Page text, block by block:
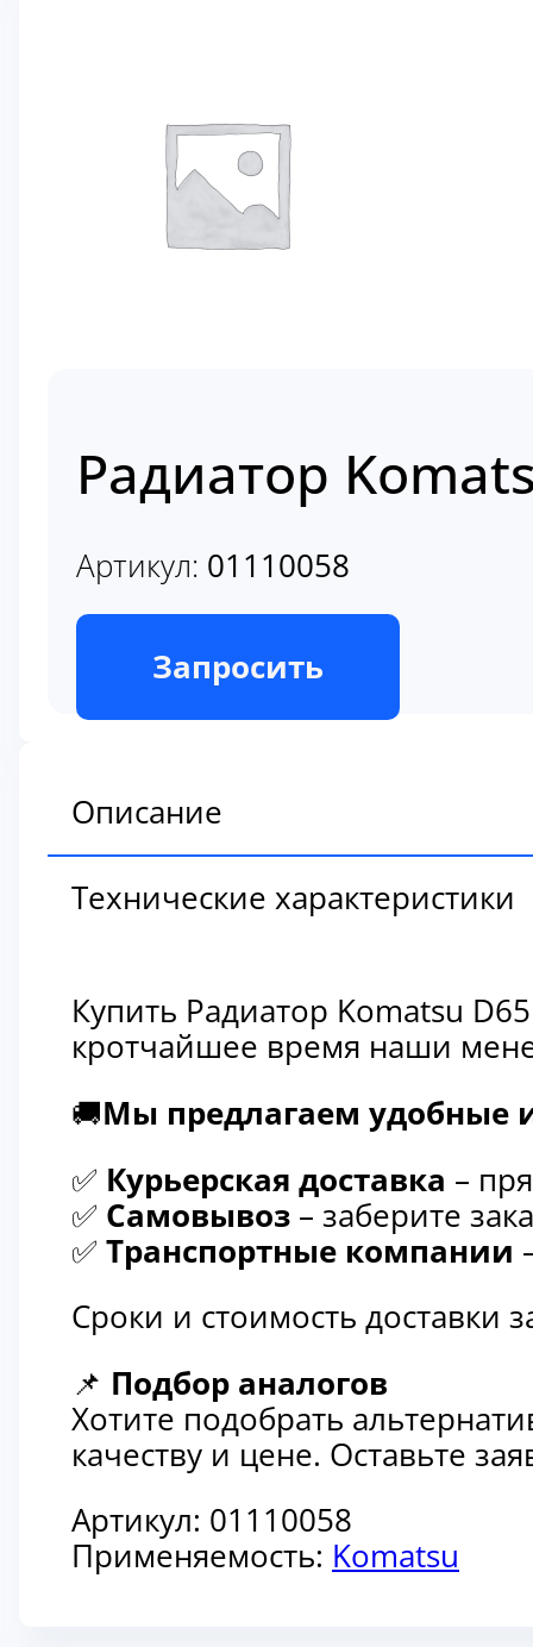
Радиатор
Артикул: 01110058
В наличии
Запросить
Описание
Технические характеристики
Купить Радиатор Komatsu
кротчайшее время наши
🚚Мы предлагаем удобные
✅ Курьерская доставка –
✅ Самовывоз – заберите
✅ Транспортные компании
Сроки и стоимость доставки
📌 Подбор аналогов
Хотите подобрать
качеству и цене. Оставьте
Артикул: 01110058
Применяемость: Komatsu